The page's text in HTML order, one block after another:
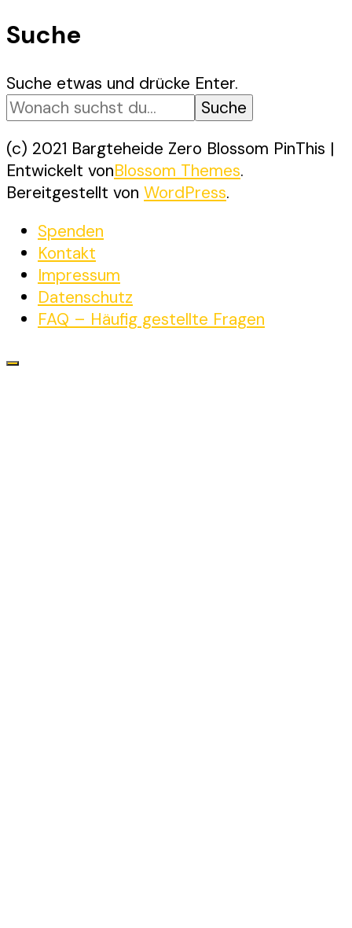
Suche
Suchst
du
nach
etwas?
Suche etwas und drücke Enter.
(c) 2021 Bargteheide Zero Blossom PinThis |
Entwickelt vonBlossom Themes.
Bereitgestellt von WordPress.
Spenden
Kontakt
Impressum
Datenschutz
FAQ – Häufig gestellte Fragen